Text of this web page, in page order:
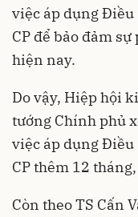
việc áp dụng
CP để bảo đảm
hiện nay.
Do vậy, Hiệp hội
tướng Chính phủ
việc áp dụng
CP thêm 12
Còn theo TS Cấn